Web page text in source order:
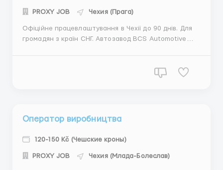
PROXY JOB Чехия (Прага)
Офіційне працевлаштування в Чехії до 90 днів. Для
громадян з країн СНГ. Автозавод BCS Automotive
мови не обовязкове, є російськомовні перекладачі.
Оператор виробництва
120-150 Kč (Чешские кроны)
PROXY JOB Чехия (Млада-Болеслав)